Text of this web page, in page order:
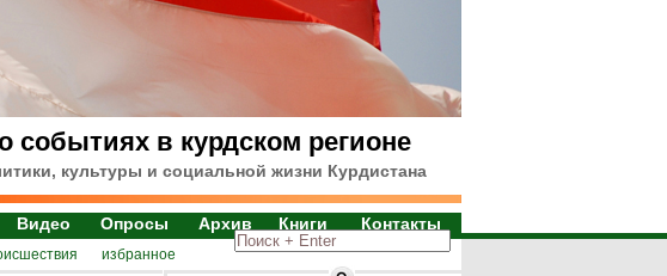
событиях в курдском регионе
культуры и социальной жизни Курдистана
Видео Опросы Архив Книги Контакты
избранное